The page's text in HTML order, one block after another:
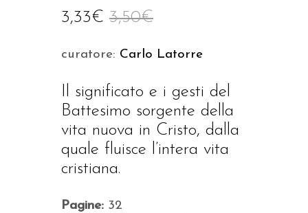
3,50€
3,33€
curatore: Carlo Latorre
Il significato e i gesti del
Battesimo sorgente della
vita nuova in Cristo, dalla
quale fluisce l’intera vita
cristiana.
Pagine: 32